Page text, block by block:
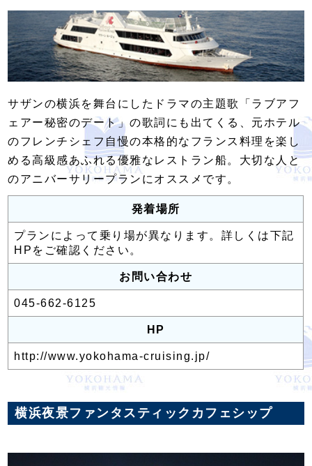
サザンの横浜を舞台にしたドラマの主題歌「ラブアフ
ェアー秘密のデート」の歌詞にも出てくる、元ホテル
のフレンチシェフ自慢の本格的なフランス料理を楽し
める高級感あふれる優雅なレストラン船。大切な人と
のアニバーサリープランにオススメです。
発着場所
プランによって乗り場が異なります。詳しくは下記
HP をご確認ください。
お問い合わせ
045-662-6125
HP
http://www.yokohama-cruising.jp/
横浜夜景ファンタスティックカフェシップ